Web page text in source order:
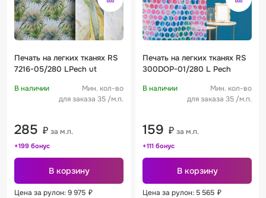
Печать на легких тканях RS
7216-05/280 LPech ut
В наличии
Мин. кол-во
для заказа 35 /м.п.
285 ₽ за м.п.
+199 бонус
В корзину
Цена за рулон: 9 975 ₽
Печать на легких тканях RS
300DOP-01/280 L Pech
В наличии
Мин. кол-во
для заказа 35 /м.п.
159 ₽ за м.п.
+111 бонус
В корзину
Цена за рулон: 5 565 ₽